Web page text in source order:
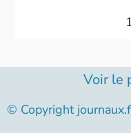
Voir le
© Copyright